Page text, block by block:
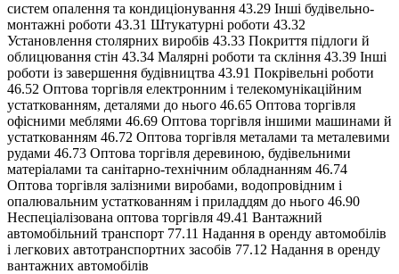
систем опалення та кондиціонування 43.29 Інші будівельно-
монтажні роботи 43.31 Штукатурні роботи 43.32
Установлення столярних виробів 43.33 Покриття підлоги й
облицювання стін 43.34 Малярні роботи та скління 43.39 Інші
роботи із завершення будівництва 43.91 Покрівельні роботи
46.52 Оптова торгівля електронним і телекомунікаційним
устаткованням, деталями до нього 46.65 Оптова торгівля
офісними меблями 46.69 Оптова торгівля іншими машинами й
устаткованням 46.72 Оптова торгівля металами та металевими
рудами 46.73 Оптова торгівля деревиною, будівельними
матеріалами та санітарно-технічним обладнанням 46.74
Оптова торгівля залізними виробами, водопровідним і
опалювальним устаткованням і приладдям до нього 46.90
Неспеціалізована оптова торгівля 49.41 Вантажний
автомобільний транспорт 77.11 Надання в оренду автомобілів
і легкових автотранспортних засобів 77.12 Надання в оренду
вантажних автомобілів